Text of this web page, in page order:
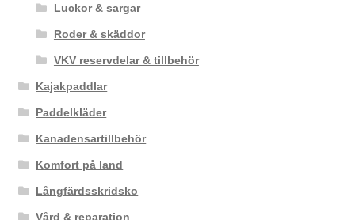
Luckor & sargar
Roder & skäddor
VKV reservdelar & tillbehör
Kajakpaddlar
Paddelkläder
Kanadensartillbehör
Komfort på land
Långfärdsskridsko
Vård & reparation